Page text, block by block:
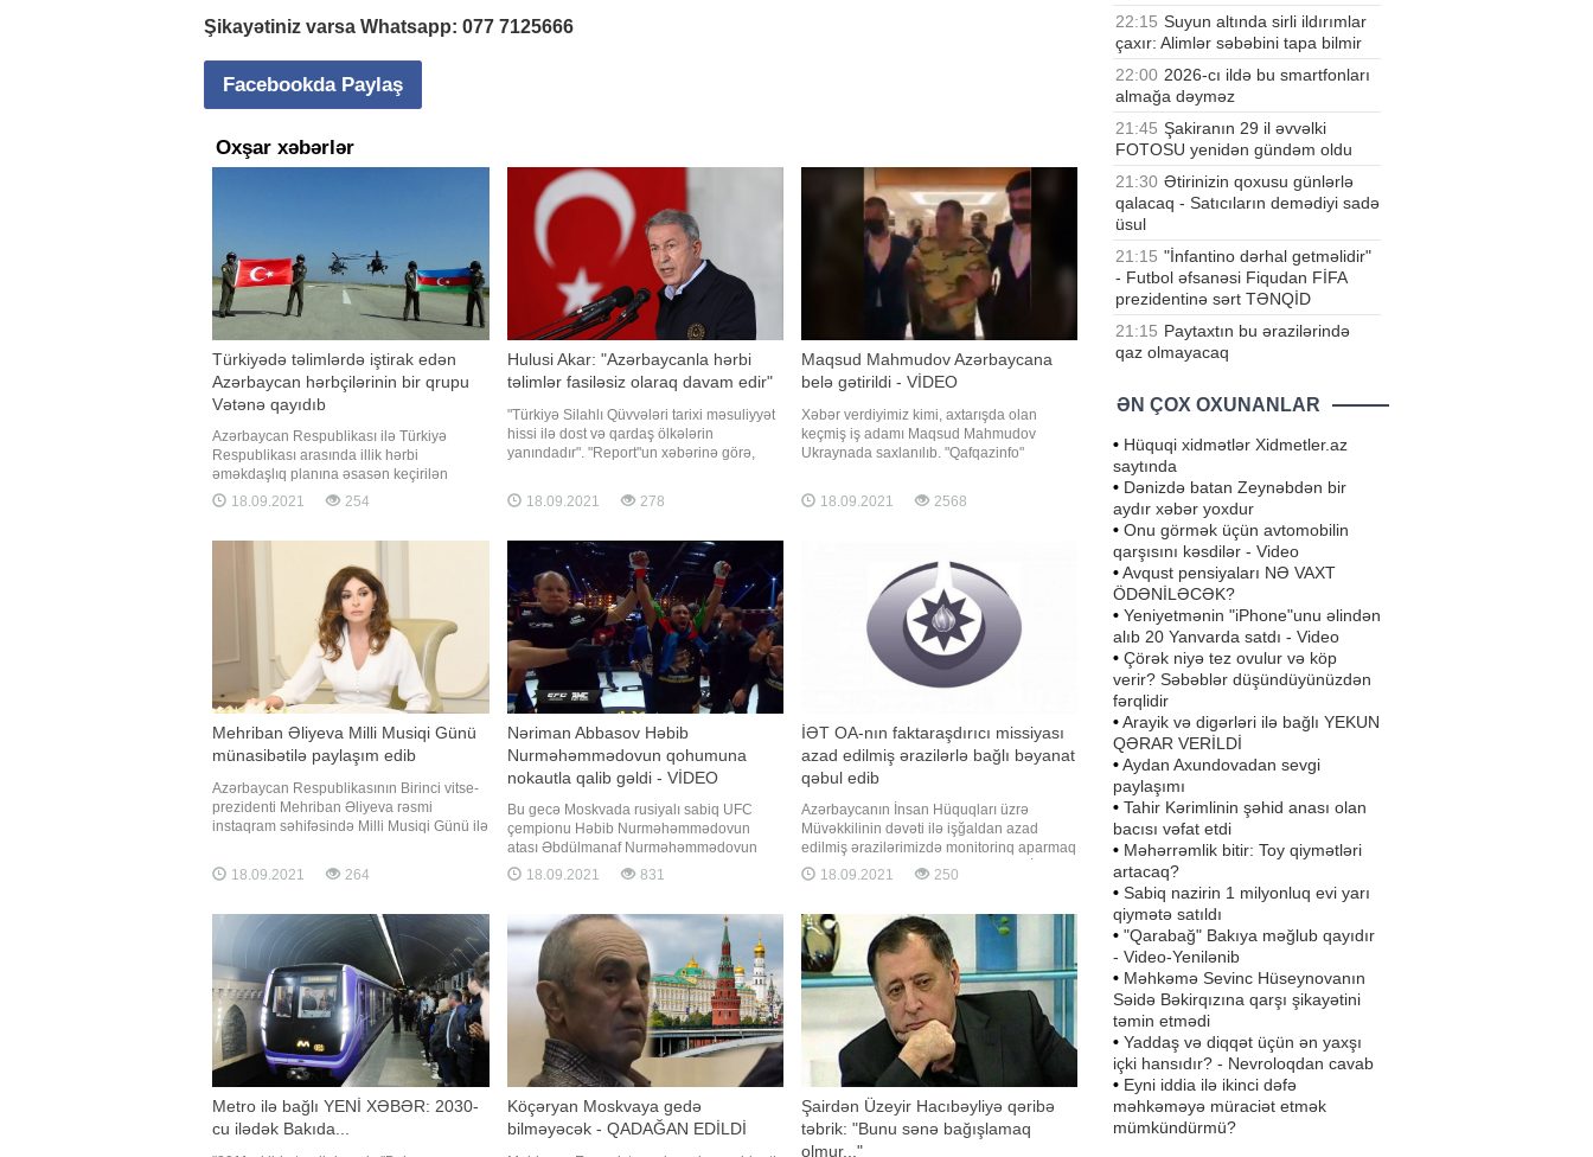
Şikayətiniz varsa Whatsapp: 077 7125666
Facebookda Paylaş
Oxşar xəbərlər
Türkiyədə təlimlərdə iştirak edən
Azərbaycan hərbçilərinin bir qrupu
Vətənə qayıdıb
Azərbaycan Respublikası ilə Türkiyə
Respublikası arasında illik hərbi
əməkdaşlıq planına əsasən keçirilən
"TurAz Şahini - 2021" birgə taktiki-uçuş
təlimində iştirak edən Azərbaycan Hərbi
barədə BİG.AZ-a Müdafiə Nazirliyində
18.09.2021 254
Hulusi Akar: "Azərbaycanla hərbi
təlimlər fasiləsiz olaraq davam edir"
"Türkiyə Silahlı Qüvvələri tarixi məsuliyyət
hissi ilə dost və qardaş ölkələrin
yanındadır". "Report"un xəbərinə görə,
Akar deyib. Onun sözlərinə görə, bu
çərçivədə Azərbaycan və Liviyada hərbi
18.09.2021 278
Maqsud Mahmudov Azərbaycana
belə gətirildi - VİDEO
Xəbər verdiyimiz kimi, axtarışda olan
keçmiş iş adamı Maqsud Mahmudov
Ukraynada saxlanılıb. "Qafqazinfo"
deportasiya edilməsinin görüntülərini əldə
edib. Videodan görünür ki, o, aeroportdan
18.09.2021 2568
Mehriban Əliyeva Milli Musiqi Günü
münasibətilə paylaşım edib
Azərbaycan Respublikasının Birinci vitse-
prezidenti Mehriban Əliyeva rəsmi
instaqram səhifəsində Milli Musiqi Günü ilə
paylaşımda deyilir:. "18 Sentyabr Milli
Musiqi Günüdür. Bu gün doğum günlərini
bəstəkarlar
18.09.2021 264
Nəriman Abbasov Həbib
Nurməhəmmədovun qohumuna
nokautla qalib gəldi - VİDEO
Bu gecə Moskvada rusiyalı sabiq UFC
çempionu Həbib Nurməhəmmədovun
atası Əbdülmanaf Nurməhəmmədovun
xatirəsinə həsr edilən turnir keçirilib. xəbər
verir ki, yarış çərçivəsində azərbaycanlı
Zavurovla qarşılaşıb. Abbasov rəqibini ilk
raunddaca nokauta salıb. Qey
18.09.2021 831
İƏT OA-nın faktaraşdırıcı missiyası
azad edilmiş ərazilərlə bağlı bəyanat
qəbul edib
Azərbaycanın İnsan Hüquqları üzrə
Müvəkkilinin dəvəti ilə işğaldan azad
edilmiş ərazilərimizdə monitorinq aparmaq
üçün ölkəmizdə rəsmi səfərdə olan İslam
Əməkdaşlıq Təşkilatının Ombudsmanlar
heyəti ilə Ombudsman Aparatında mətbuat
konfransı keçirilib. Bu barədə BİG.AZ-
18.09.2021 250
Metro ilə bağlı YENİ XƏBƏR: 2030-
cu ilədək Bakıda...
Köçəryan Moskvaya gedə
bilməyəcək - QADAĞAN EDİLDİ
Şairdən Üzeyir Hacıbəyliyə qəribə
təbrik: "Bunu sənə bağışlamaq
olmur..."
22:15 Suyun altında sirli ildırımlar
çaxır: Alimlər səbəbini tapa bilmir
22:00 2026-cı ildə bu smartfonları
almağa dəyməz
21:45 Şakiranın 29 il əvvəlki
FOTOSU yenidən gündəm oldu
21:30 Ətirinizin qoxusu günlərlə
qalacaq - Satıcıların demədiyi sadə
üsul
21:15 "İnfantino dərhal getməlidir"
- Futbol əfsanəsi Fiqudan FİFA
prezidentinə sərt TƏNQİD
21:15 Paytaxtın bu ərazilərində
qaz olmayacaq
ƏN ÇOX OXUNANLAR
• Hüquqi xidmətlər Xidmetler.az
saytında
• Dənizdə batan Zeynəbdən bir
aydır xəbər yoxdur
• Onu görmək üçün avtomobilin
qarşısını kəsdilər - Video
•Avqust pensiyaları NƏ VAXT
ÖDƏNİLƏCƏK?
• Yeniyetmənin "iPhone"unu əlindən
alıb 20 Yanvarda satdı - Video
• Çörək niyə tez ovulur və köp
verir? Səbəblər düşündüyünüzdən
fərqlidir
•Arayik və digərləri ilə bağlı YEKUN
QƏRAR VERİLDİ
•Aydan Axundovadan sevgi
paylaşımı
• Tahir Kərimlinin şəhid anası olan
bacısı vəfat etdi
• Məhərrəmlik bitir: Toy qiymətləri
artacaq?
• Sabiq nazirin 1 milyonluq evi yarı
qiymətə satıldı
• "Qarabağ" Bakıya məğlub qayıdır
- Video-Yenilənib
• Məhkəmə Sevinc Hüseynovanın
Səidə Bəkirqızına qarşı şikayətini
təmin etmədi
• Yaddaş və diqqət üçün ən yaxşı
içki hansıdır? - Nevroloqdan cavab
• Eyni iddia ilə ikinci dəfə
məhkəməyə müraciət etmək
mümkündürmü?